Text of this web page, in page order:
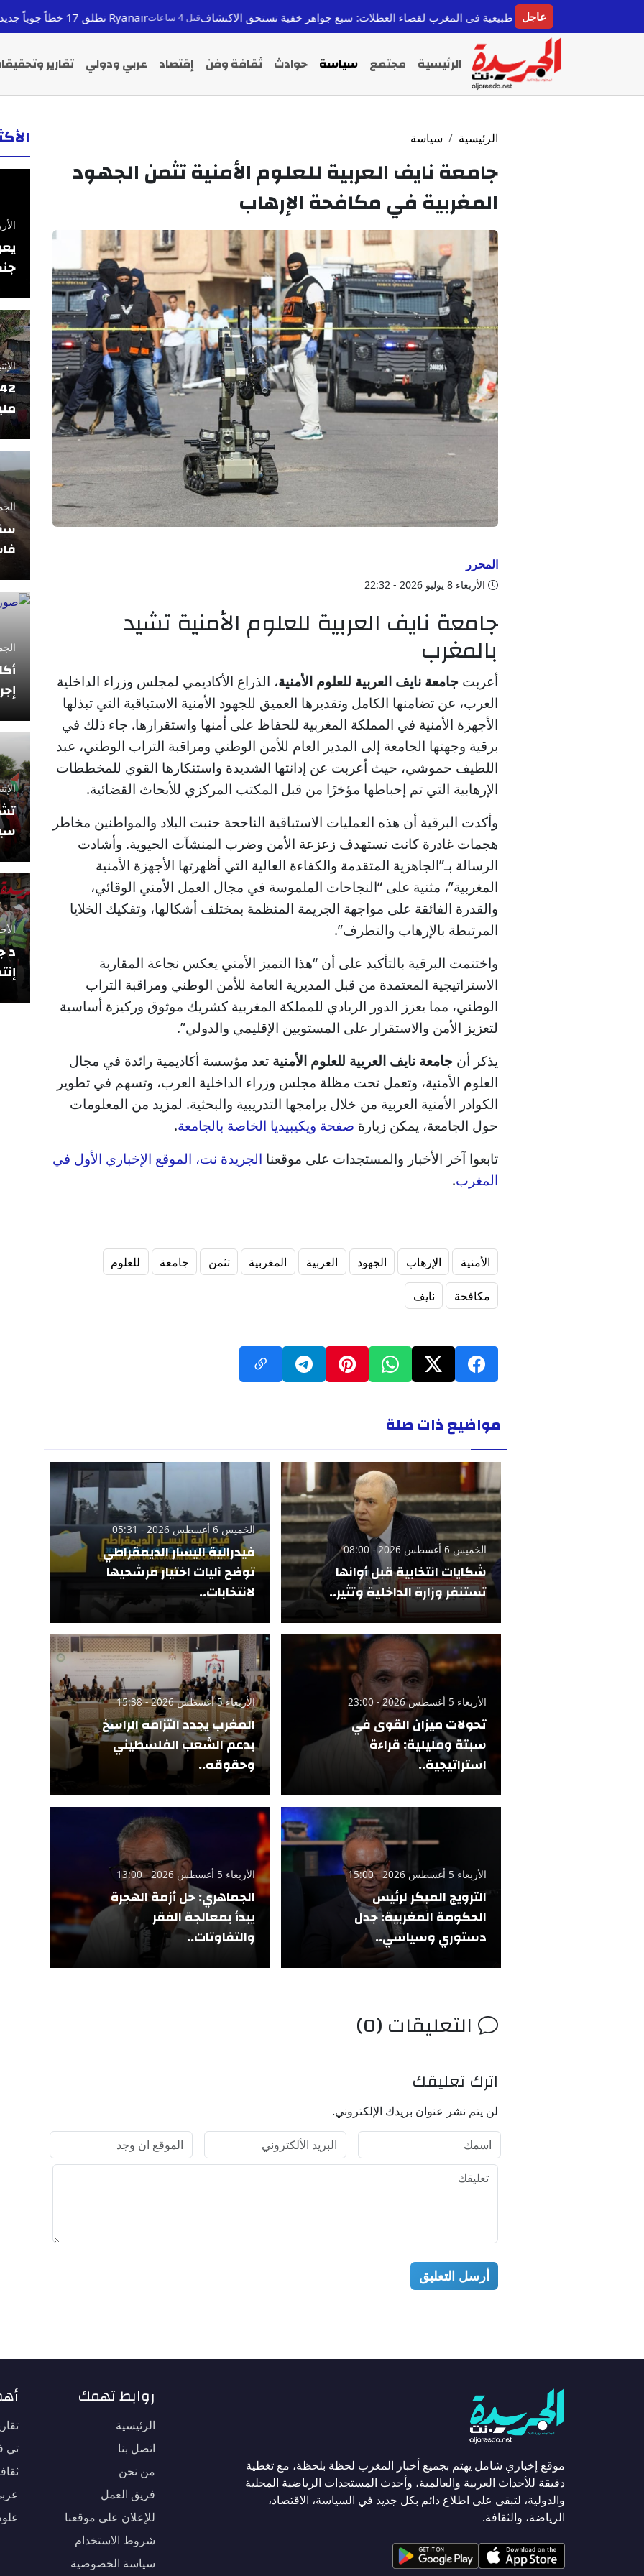
عاجل
وجهات طبيعية في المغرب لقضاء العطلات: سبع جواهر خفية تستحق الاكتشافقبل 4 ساعات Ryanair تطلق 17 خطاً جوياً جديداً من المغرب لشتاء 2026: تعزيز الربط الجوي ودعم السياحة
الرئيسية مجتمع سياسة حوادث ثقافة وفن إقتصاد عربي ودولي تقارير
الرئيسية سياسة
جامعة نايف العربية للعلوم الأمنية تثمن الجهود
المغربية في مكافحة الإرهاب
المحرر
الأربعاء 8 يوليو 2026 - 22:32
جامعة نايف العربية للعلوم الأمنية تشيد
بالمغرب
أعربت جامعة نايف العربية للعلوم الأمنية، الذراع الأكاديمي لمجلس وزراء الداخلية
العرب، عن تضامنها الكامل وتقديرها العميق للجهود الأمنية الاستباقية التي تبذلها
الأجهزة الأمنية في المملكة المغربية للحفاظ على أمنها واستقرارها. جاء ذلك في
برقية وجهتها الجامعة إلى المدير العام للأمن الوطني ومراقبة التراب الوطني، عبد
اللطيف حموشي، حيث أعربت عن إدانتها الشديدة واستنكارها القوي للمخططات
الإرهابية التي تم إحباطها مؤخرًا من قبل المكتب المركزي للأبحاث القضائية.
وأكدت البرقية أن هذه العمليات الاستباقية الناجحة جنبت البلاد والمواطنين مخاطر
هجمات غادرة كانت تستهدف زعزعة الأمن وضرب المنشآت الحيوية. وأشادت
الرسالة بـ”الجاهزية المتقدمة والكفاءة العالية التي أظهرتها الأجهزة الأمنية
المغربية”، مثنية على “النجاحات الملموسة في مجال العمل الأمني الوقائي،
والقدرة الفائقة على مواجهة الجريمة المنظمة بمختلف أشكالها، وتفكيك الخلايا
المرتبطة بالإرهاب والتطرف”.
واختتمت البرقية بالتأكيد على أن “هذا التميز الأمني يعكس نجاعة المقاربة
الاستراتيجية المعتمدة من قبل المديرية العامة للأمن الوطني ومراقبة التراب
الوطني، مما يعزز الدور الريادي للمملكة المغربية كشريك موثوق وركيزة أساسية
لتعزيز الأمن والاستقرار على المستويين الإقليمي والدولي”.
يذكر أن جامعة نايف العربية للعلوم الأمنية تعد مؤسسة أكاديمية رائدة في مجال
العلوم الأمنية، وتعمل تحت مظلة مجلس وزراء الداخلية العرب، وتسهم في تطوير
الكوادر الأمنية العربية من خلال برامجها التدريبية والبحثية. لمزيد من المعلومات
حول الجامعة، يمكن زيارة صفحة ويكيبيديا الخاصة بالجامعة.
تابعوا آخر الأخبار والمستجدات على موقعنا الجريدة نت، الموقع الإخباري الأول في
المغرب.
الأمنية الإرهاب الجهود العربية المغربية تثمن جامعة للعلوم
مكافحة نايف
مواضيع ذات صلة
الخميس 6 أغسطس 2026 - 08:00
شكايات انتخابية قبل أوانها
تستنفر وزارة الداخلية وتثير..
الخميس 6 أغسطس 2026 - 05:31
فيدرالية اليسار الديمقراطي
توضح آليات اختيار مرشحيها
لانتخابات..
الأربعاء 5 أغسطس 2026 - 23:00
تحولات ميزان القوى في
سبتة ومليلية: قراءة
استراتيجية..
الأربعاء 5 أغسطس 2026 - 15:38
المغرب يجدد التزامه الراسخ
بدعم الشعب الفلسطيني
وحقوقه..
الأربعاء 5 أغسطس 2026 - 15:00
الترويج المبكر لرئيس
الحكومة المغربية: جدل
دستوري وسياسي..
الأربعاء 5 أغسطس 2026 - 13:00
الجماهري: حل أزمة الهجرة
يبدأ بمعالجة الفقر
والتفاوتات..
التعليقات (0)
اترك تعليقك
لن يتم نشر عنوان بريدك الإلكتروني.
أرسل التعليق
الأربعاء 26
الإثنين 17
الجمعة 11
الجمعة 12
الإثنين 10
الأحد 5 أكتوبر
د
موقع إخباري شامل يهتم بجميع أخبار المغرب لحظة بلحظة، مع تغطية
دقيقة للأحداث العربية والعالمية، وأحدث المستجدات الرياضية المحلية
والدولية، لتبقى على اطلاع دائم بكل جديد في السياسة، الاقتصاد،
الرياضة، والثقافة.
روابط تهمك
الرئيسية
اتصل بنا
من نحن
فريق العمل
للإعلان على موقعنا
شروط الاستخدام
سياسة الخصوصية
تي